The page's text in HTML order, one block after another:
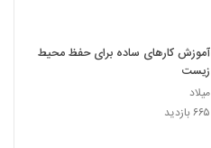
آموزش کارهای ساده برای حفظ محیط
زیست
میلاد
۶۶۵ بازدید